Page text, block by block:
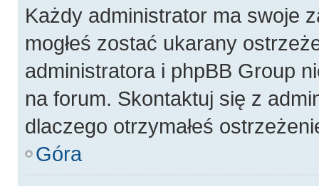
Każdy administrator ma swoje
mogłeś zostać ukarany
administratora i phpBB Group
na forum. Skontaktuj się z
dlaczego otrzymałeś
Góra